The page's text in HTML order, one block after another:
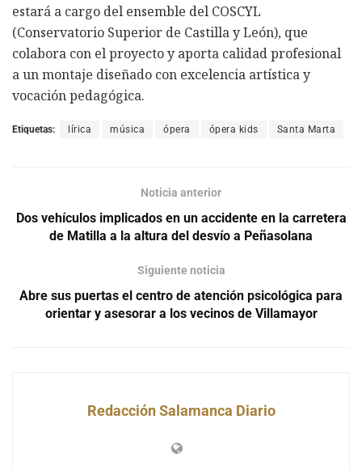
estará a cargo del ensemble del COSCYL
(Conservatorio Superior de Castilla y León), que
colabora con el proyecto y aporta calidad profesional
a un montaje diseñado con excelencia artística y
vocación pedagógica.
Etiquetas: lírica música ópera ópera kids Santa Marta
Noticia anterior
Dos vehículos implicados en un accidente en la carretera
de Matilla a la altura del desvío a Peñasolana
Siguiente noticia
Abre sus puertas el centro de atención psicológica para
orientar y asesorar a los vecinos de Villamayor
Redacción Salamanca Diario